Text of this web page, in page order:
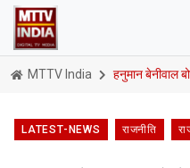
MTTV India हनुमान बेनीवाल
LATEST-NEWS राजनीति